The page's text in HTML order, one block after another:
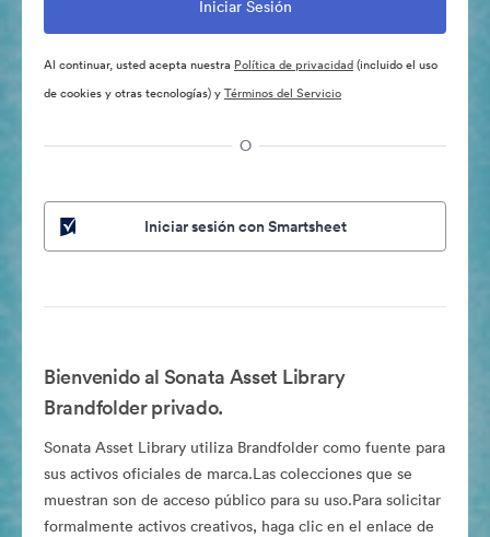
Al continuar, usted acepta nuestra Política de privacidad(incluido el uso
de cookies y otras tecnologías) yTérminos del Servicio
O
Iniciar sesión con Smartsheet
Bienvenido al Sonata Asset Library
Brandfolder privado.
Sonata Asset Library utiliza Brandfolder como fuente para
sus activos oficiales de marca.Las colecciones que se
muestran son de acceso público para su uso.Para solicitar
formalmente activos creativos, haga clic en el enlace de